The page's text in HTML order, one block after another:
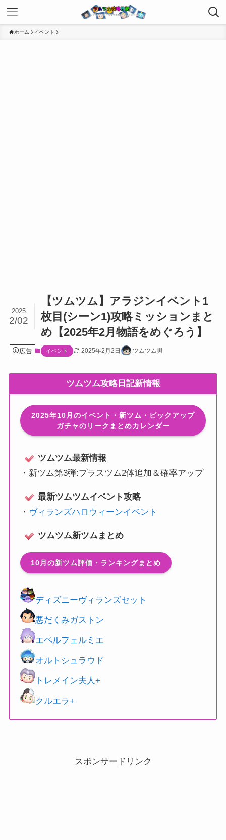
ホーム イベント
【ツムツム】アラジンイベント1
枚目(シーン1)攻略ミッションまと
め【2025年2月物語をめぐろう】
2025
2/02
広告 イベント 2025年2月2日 ツムツム男
ツムツム攻略日記新情報
2025年10月のイベント・新ツム・ピックアップ
ガチャのリークまとめカレンダー
ツムツム最新情報
・ 新ツム第3弾:プラスツム2体追加＆確率アップ
最新ツムツムイベント攻略
・ ヴィランズハロウィーンイベント
ツムツム新ツムまとめ
10月の新ツム評価・ランキングまとめ
ディズニーヴィランズセット
悪だくみガストン
エペルフェルミエ
オルトシュラウド
トレメイン夫人+
クルエラ+
スポンサードリンク